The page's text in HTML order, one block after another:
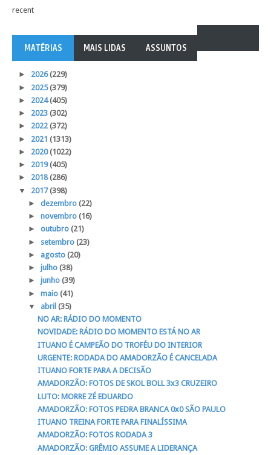
recent
MATÉRIAS MAIS LIDAS ASSUNTOS
► 2026(229)
► 2025(379)
► 2024(405)
► 2023 (302)
► 2022(372)
► 2021 (1313)
► 2020(1022)
► 2019(405)
► 2018(286)
▼ 2017(398)
► dezembro (22)
► novembro (16)
► outubro (21)
► setembro (23)
► agosto (20)
► julho (38)
► junho (39)
► maio (41)
▼ abril (35)
NO AR: RÁDIO DO MOMENTO
NOVIDADE: RÁDIO DO MOMENTO ESTÁ NO AR
ITUANO É CAMPEÃO DO TROFÉU DO INTERIOR
URGENTE: RODADA DO AMADORZÃO É CANCELADA
ITUANO FORTE PARA A DECISÃO
AMADORZÃO: FOTOS DE SKOL BOLL 3x3 CRUZEIRO
LUTO: MORRE ZÉ EDUARDO
AMADORZÃO: FOTOS PEDRA BRANCA 0x0 SÃO PAULO
ITUANO TREINA FORTE PARA FINALÍSSIMA
AMADORZÃO: FOTOS RODADA 3
AMADORZÃO: GRÊMIO ASSUME A LIDERANÇA